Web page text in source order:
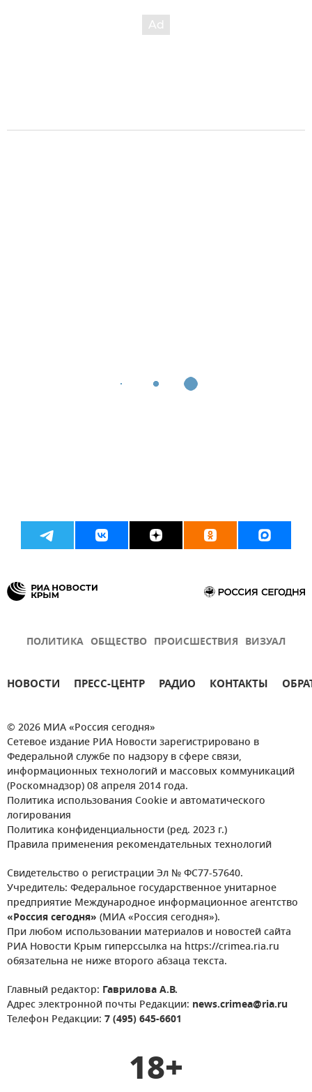
ПОЛИТИКА ОБЩЕСТВО ПРОИСШЕСТВИЯ ВИЗУАЛ
НОВОСТИ ПРЕСС-ЦЕНТР РАДИО КОНТАКТЫ
© 2026 МИА «Россия сегодня»
Сетевое издание РИА Новости зарегистрировано в
Федеральной службе по надзору в сфере связи,
информационных технологий и массовых коммуникаций
(Роскомнадзор) 08 апреля 2014 года.
Политика использования Cookie и автоматического
логирования
Политика конфиденциальности (ред. 2023 г.)
Правила применения рекомендательных технологий
Свидетельство о регистрации Эл № ФС77-57640.
Учредитель: Федеральное государственное унитарное
предприятие Международное информационное агентство
«Россия сегодня» (МИА «Россия сегодня»).
При любом использовании материалов и новостей сайта
РИА Новости Крым гиперссылка на https://crimea.ria.ru
обязательна не ниже второго абзаца текста.
Главный редактор: Гаврилова А.В.
Адрес электронной почты Редакции: news.crimea@ria.ru
Телефон Редакции: 7 (495) 645-6601
18+